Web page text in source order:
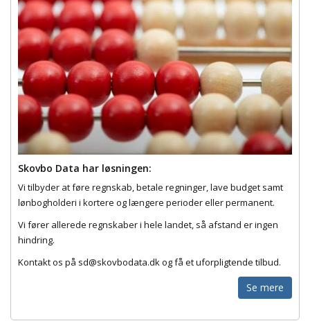
Skovbo Data har løsningen:
Vi tilbyder at føre regnskab, betale regninger, lave budget samt
lønbogholderi i kortere og længere perioder eller permanent.
Vi fører allerede regnskaber i hele landet, så afstand er ingen
hindring.
Kontakt os på sd@skovbodata.dk og få et uforpligtende tilbud.
Se mere